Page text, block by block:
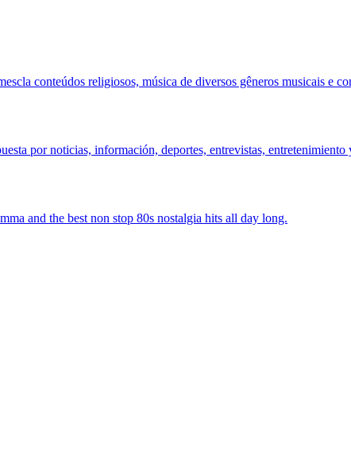
conteúdos religiosos, música de diversos gêneros musicais e
por noticias, información, deportes, entrevistas,
and the best non stop 80s nostalgia hits all day long.